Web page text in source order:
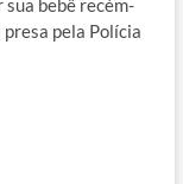
sua bebê recém-
pela Polícia